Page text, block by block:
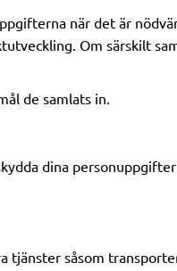
när det är
Om särskilt
de samlats in.
dina
tjänster såsom